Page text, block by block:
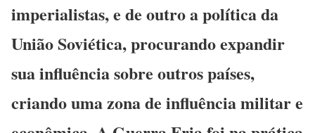
imperialistas, e de outro a política da
União Soviética, procurando expandir
sua influência sobre outros países,
criando uma zona de influência militar e